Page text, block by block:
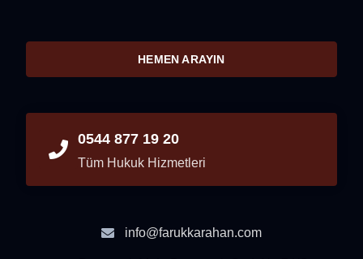
HEMEN ARAYIN
0544 877 19 20
Tüm Hukuk Hizmetleri
info@farukkarahan.com